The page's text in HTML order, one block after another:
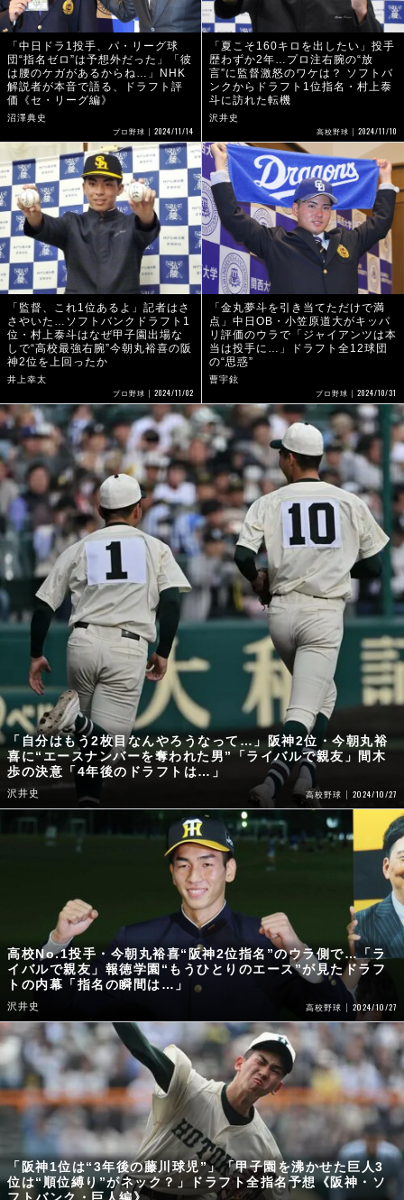
「中日ドラ1投手、パ・リーグ球
団“指名ゼロ”は予想外だった」「彼
は腰のケガがあるからね…」NHK
解説者が本音で語る、ドラフト評
価《セ・リーグ編》
沼澤典史
プロ野球 2024/11/14
「夏こそ160キロを出したい」投手
歴わずか2年…プロ注右腕の“放
言”に監督激怒のワケは？ ソフトバ
ンクからドラフト1位指名・村上泰
斗に訪れた転機
沢井史
高校野球 2024/11/10
「監督、これ1位あるよ」記者はさ
さやいた…ソフトバンクドラフト1
位・村上泰斗はなぜ甲子園出場な
しで“高校最強右腕”今朝丸裕喜の阪
神2位を上回ったか
井上幸太
プロ野球 2024/11/02
「金丸夢斗を引き当てただけで満
点」中日OB・小笠原道大がキッパ
リ評価のウラで「ジャイアンツは本
当は投手に…」ドラフト全12球団
の“思惑”
曹宇鉉
プロ野球 2024/10/31
「自分はもう2枚目なんやろうなって…」阪神2位・今朝丸裕
喜に“エースナンバーを奪われた男”「ライバルで親友」間木
歩の決意「4年後のドラフトは…」
沢井史 高校野球 2024/10/27
高校No.1投手・今朝丸裕喜“阪神2位指名”のウラ側で…「ラ
イバルで親友」報徳学園“もうひとりのエース”が見たドラフ
トの内幕「指名の瞬間は…」
沢井史 高校野球 2024/10/27
「阪神1位は“3年後の藤川球児”」「甲子園を沸かせた巨人3
位は“順位縛り”がネック？」ドラフト全指名予想《阪神・ソ